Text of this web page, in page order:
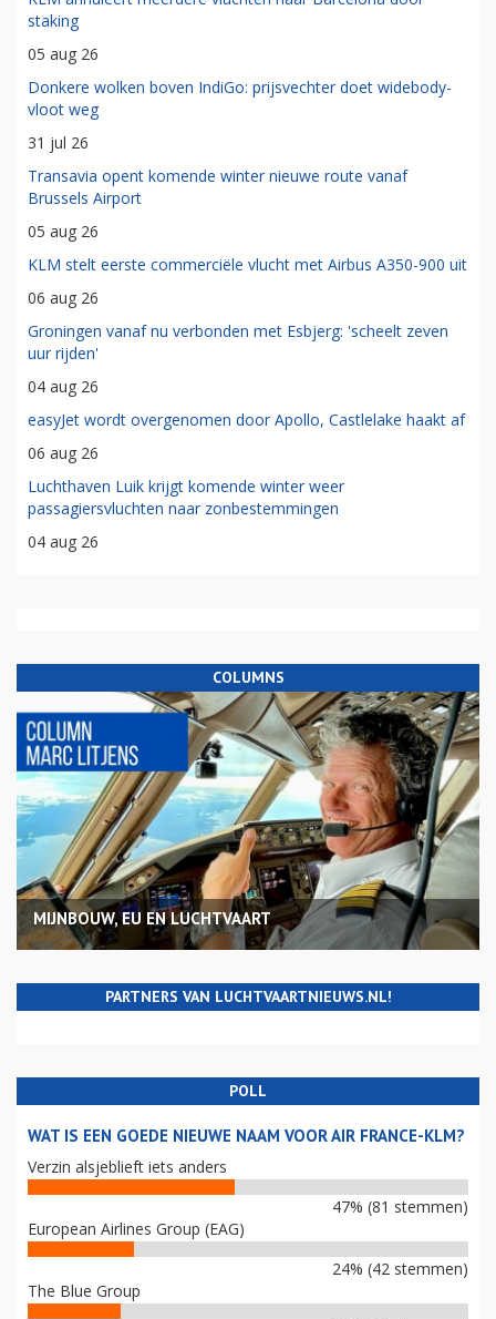
staking
05 aug 26
Donkere wolken boven IndiGo: prijsvechter doet widebody-
vloot weg
31 jul 26
Transavia opent komende winter nieuwe route vanaf
Brussels Airport
05 aug 26
KLM stelt eerste commerciële vlucht met Airbus A350-900 uit
06 aug 26
Groningen vanaf nu verbonden met Esbjerg: 'scheelt zeven
uur rijden'
04 aug 26
easyJet wordt overgenomen door Apollo, Castlelake haakt af
06 aug 26
Luchthaven Luik krijgt komende winter weer
passagiersvluchten naar zonbestemmingen
04 aug 26
COLUMNS
MIJNBOUW, EU EN LUCHTVAART
PARTNERS VAN LUCHTVAARTNIEUWS.NL!
POLL
WAT IS EEN GOEDE NIEUWE NAAM VOOR AIR FRANCE-KLM?
Verzin alsjeblieft iets anders
47% (81 stemmen)
European Airlines Group (EAG)
24% (42 stemmen)
The Blue Group